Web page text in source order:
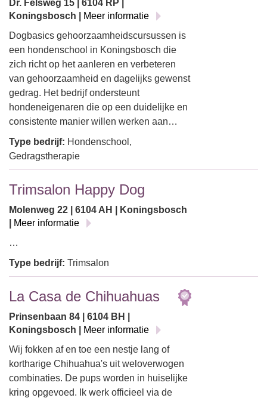
Dr. Felsweg 15 | 6104 RP |
Koningsbosch |
Meer informatie
Dogbasics gehoorzaamheidscursussen is
een hondenschool in Koningsbosch die
zich richt op het aanleren en verbeteren
van gehoorzaamheid en dagelijks gewenst
gedrag. Het bedrijf ondersteunt
hondeneigenaren die op een duidelijke en
consistente manier willen werken aan…
Type bedrijf: Hondenschool,
Gedragstherapie
Trimsalon Happy Dog
Molenweg 22 | 6104 AH | Koningsbosch
Meer informatie
…
Type bedrijf: Trimsalon
La Casa de Chihuahuas
Prinsenbaan 84 | 6104 BH |
Koningsbosch |
Meer informatie
Wij fokken af en toe een nestje lang of
kortharige Chihuahua's uit weloverwogen
combinaties. De pups worden in huiselijke
kring opgevoed. Ik werk officieel via de